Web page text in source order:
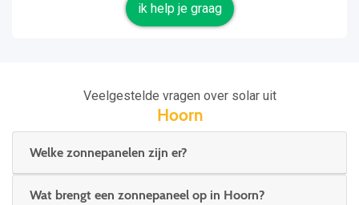
ik help je graag
Veelgestelde vragen over solar uit
Hoorn
Welke zonnepanelen zijn er?
Wat brengt een zonnepaneel op in Hoorn?